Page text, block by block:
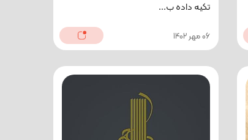
تکیه داده ب...
06 مهر 1402